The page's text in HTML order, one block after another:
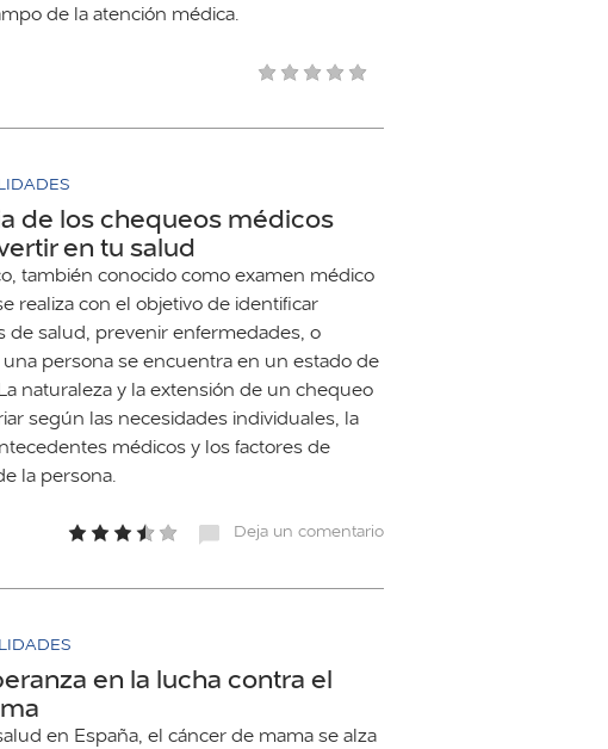
de la atención médica.
de los chequeos médicos
en tu salud
también conocido como examen médico
realiza con el objetivo de identificar
de salud, prevenir enfermedades, o
persona se encuentra en un estado de
naturaleza y la extensión de un chequeo
según las necesidades individuales, la
médicos y los factores de
la persona.
Deja un comentario
en la lucha contra el
en España, el cáncer de mama se alza